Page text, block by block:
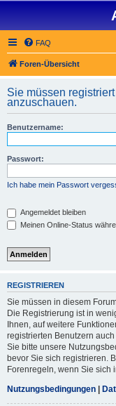
FAQ
Foren-Übersicht
Sie müssen
anzuschauen.
Benutzername:
Passwort:
Ich habe mein Passwort
Angemeldet bleiben
Meinen Online-Status
REGISTRIEREN
Sie müssen in diesem
Die Registrierung ist in
Ihnen, auf weitere
registrierten Benutzern
Sie bitte unsere
bevor Sie sich registrieren.
Forenregeln, wenn Sie sich
Nutzungsbedingungen |